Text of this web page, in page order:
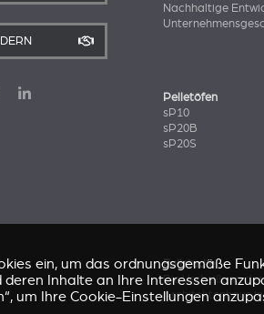
Nachhaltige
Pelletöfen
sP10
sP20B
sP20S
Fallstudie
Die Verheißung
Architektenhaus
ein, um das ordnungsgemäße
Inhalte an Ihre Interessen
um Ihre Cookie-Einstellungen